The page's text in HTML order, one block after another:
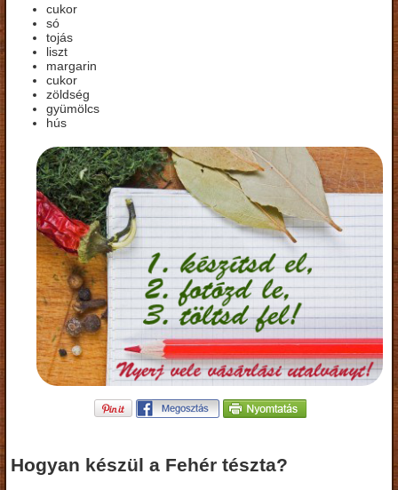
cukor
só
tojás
liszt
margarin
cukor
zöldség
gyümölcs
hús
Hogyan készül a Fehér tészta?